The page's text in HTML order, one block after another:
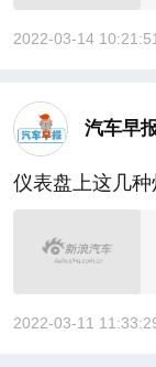
2022-03-14
汽车早
仪表盘上这几种
2022-03-11